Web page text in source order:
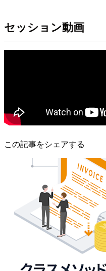
セッション動画
この記事をシェアする